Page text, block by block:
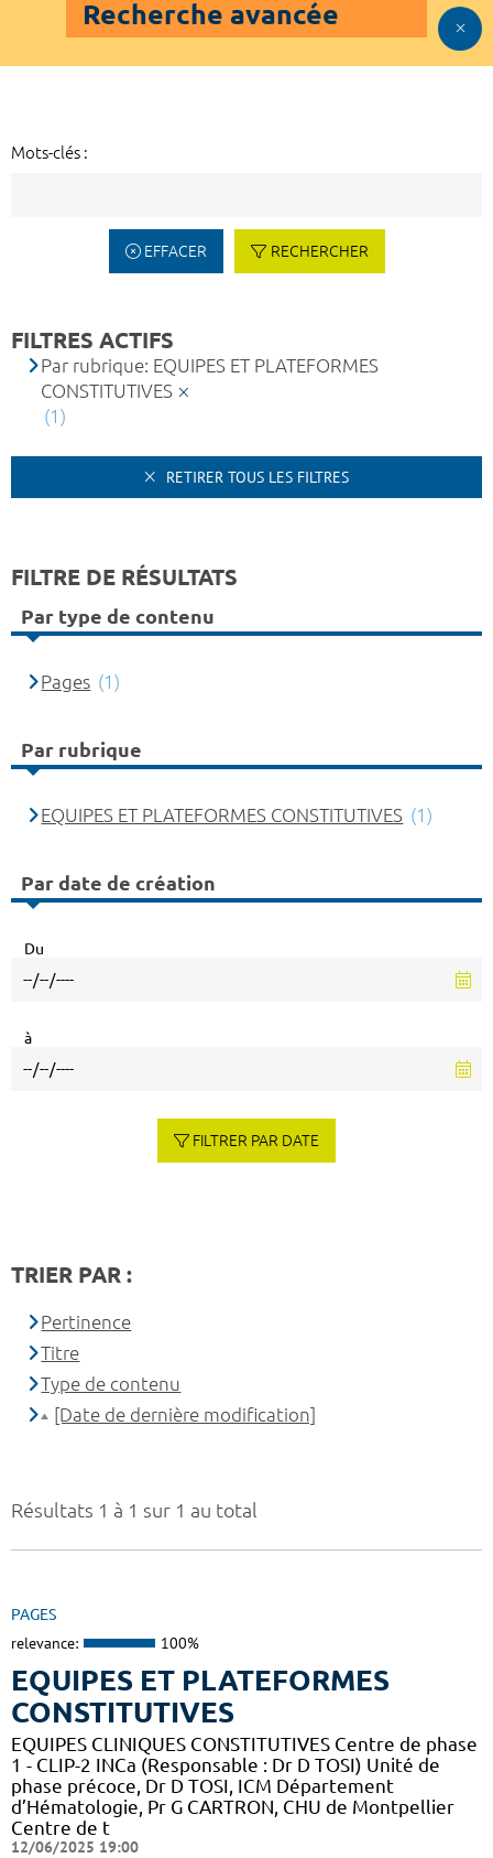
Recherche avancée
Mots-clés :
EFFACER RECHERCHER
Résultats 1 à 1 sur 1 au total
PAGES
relevance: 100%
EQUIPES ET PLATEFORMES
CONSTITUTIVES
EQUIPES CLINIQUES CONSTITUTIVES Centre de phase
1 - CLIP-2 INCa (Responsable : Dr D TOSI) Unité de
phase précoce, Dr D TOSI, ICM Département
d’Hématologie, Pr G CARTRON, CHU de Montpellier
Centre de t
12/06/2025 19:00
FILTRES ACTIFS
Par rubrique: EQUIPES ET PLATEFORMES
CONSTITUTIVES
(1)
RETIRER TOUS LES FILTRES
FILTRE DE RÉSULTATS
Par type de contenu
Pages (1)
Par rubrique
EQUIPES ET PLATEFORMES CONSTITUTIVES (1)
Par date de création
Du
à
FILTRER PAR DATE
TRIER PAR :
Pertinence
Titre
Type de contenu
[Date de dernière modification]